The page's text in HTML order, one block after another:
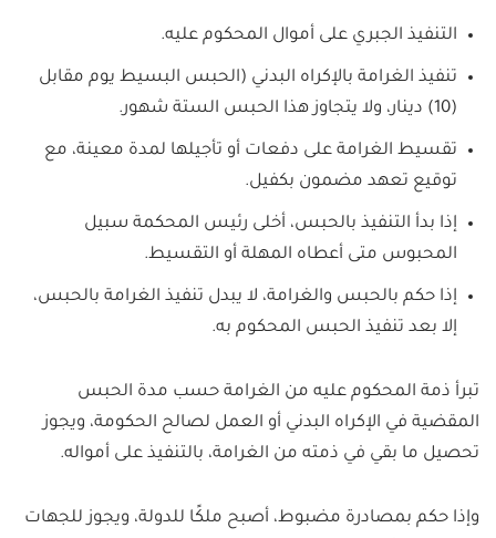
التنفيذ الجبري على أموال المحكوم عليه.
تنفيذ الغرامة بالإكراه البدني (الحبس البسيط يوم مقابل
(10) دينار، ولا يتجاوز هذا الحبس الستة شهور.
تقسيط الغرامة على دفعات أو تأجيلها لمدة معينة، مع
توقيع تعهد مضمون بكفيل.
إذا بدأ التنفيذ بالحبس، أخلى رئيس المحكمة سبيل
المحبوس متى أعطاه المهلة أو التقسيط.
إذا حكم بالحبس والغرامة، لا يبدل تنفيذ الغرامة بالحبس،
إلا بعد تنفيذ الحبس المحكوم به.
تبرأ ذمة المحكوم عليه من الغرامة حسب مدة الحبس
المقضية في الإكراه البدني أو العمل لصالح الحكومة، ويجوز
تحصيل ما بقي في ذمته من الغرامة، بالتنفيذ على أمواله.
وإذا حكم بمصادرة مضبوط، أصبح ملكًا للدولة، ويجوز للجهات